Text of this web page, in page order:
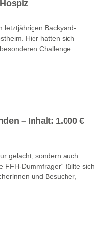
letztjährigen Backyard-
Hier hatten sich
Challenge
– Inhalt: 1.000 €
gelacht, sondern auch
FFH-Dummfrager“ füllte sich
und Besucher,